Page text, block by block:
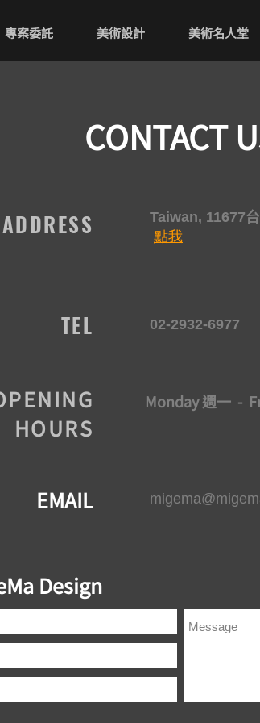
專案委託 美術設計 美術名人堂
CONTACT
ADDRESS
Taiwan, 11677
點我
TEL 02-2932-6977
HOURS
Monday 週一 -
EMAIL
Design